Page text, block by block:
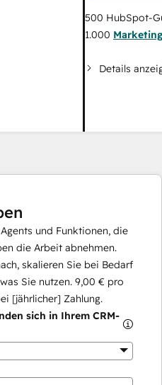
500 HubSpot-
1.000
Details
und Funktionen, die
die Arbeit abnehmen.
skalieren Sie bei Bedarf
Sie nutzen. 9,00 € pro
[jährlicher] Zahlung.
sich in Ihrem CRM-